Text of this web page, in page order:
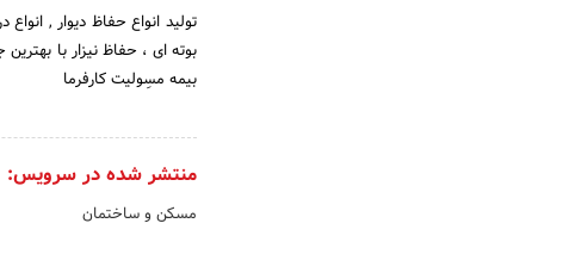
بیمه مسِولیت کارفرما
منتشر شده در سرویس:
مسکن و ساختمان